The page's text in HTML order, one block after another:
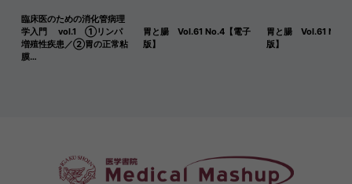
臨床医のための消化管病理
学入門 vol.1 ①リンパ
増殖性疾患／②胃の正常粘
膜…
胃と腸 Vol.61 No.4【電子
版】
胃と腸 Vol.61 No.8
版】